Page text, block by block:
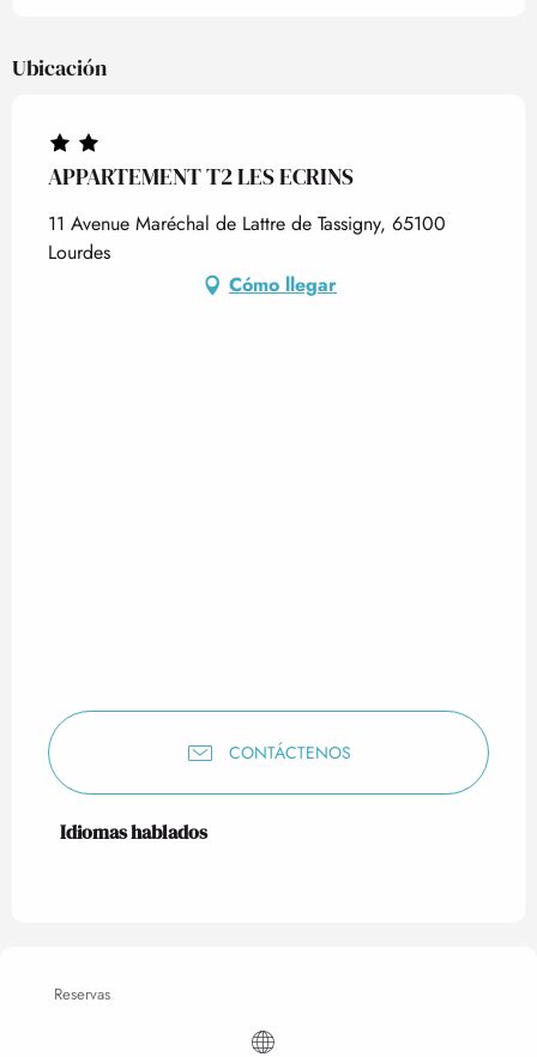
Ubicación
APPARTEMENT T2 LES ECRINS
11 Avenue Maréchal de Lattre de Tassigny, 65100
Lourdes
Cómo llegar
CONTÁCTENOS
Idiomas hablados
Idiomas hablados
Reservas